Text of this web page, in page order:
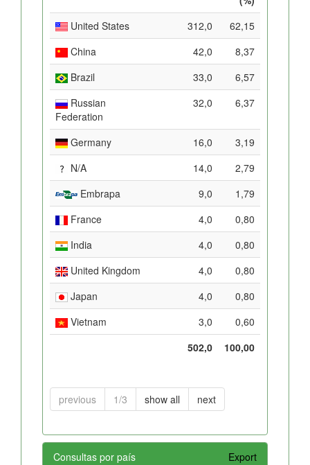
United States
312,0
62,15
China
42,0
8,37
Brazil
33,0
6,57
Russian
Federation
32,0 6,37
Germany 16,0
3,19
N/A
14,0
2,79
Embrapa
9,0
1,79
France
4,0
0,80
India
4,0
0,80
United Kingdom
4,0
0,80
Japan
4,0
0,80
Vietnam
3,0
0,60
502,0
100,00
previous 1/3 show all next
Consultas por país Export